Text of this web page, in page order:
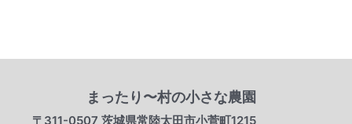
まったり〜村の小さな農園
〒311-0507 茨城県常陸太田市小菅町1215